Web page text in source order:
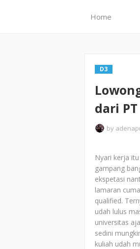
Home
D3
dari
by
Nyari kerja
gampang
ekspetasi
lamaran
qualified.
udah lulus
universitas
sedini
kuliah udah